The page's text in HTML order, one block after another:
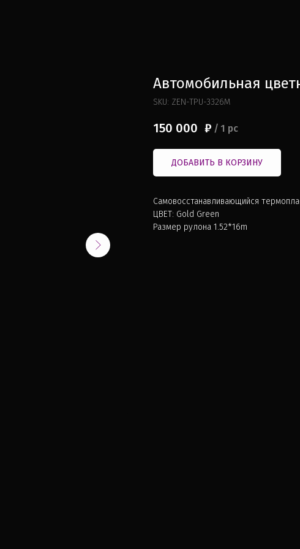
Автомобильная
SKU: ZEN-TPU-3326M
150 000 ₽ / 1 pc
ДОБАВИТЬ В КОРЗИНУ
Самовосстанавливающийся
ЦВЕТ: Gold Green
Размер рулона 1.52*16m